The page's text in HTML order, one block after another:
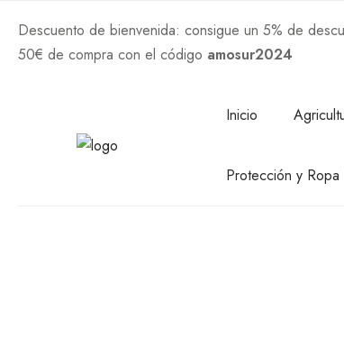
Descuento de bienvenida: consigue un 5% de
50€ de compra con el código amosur2024
Inicio
Protección y Ropa